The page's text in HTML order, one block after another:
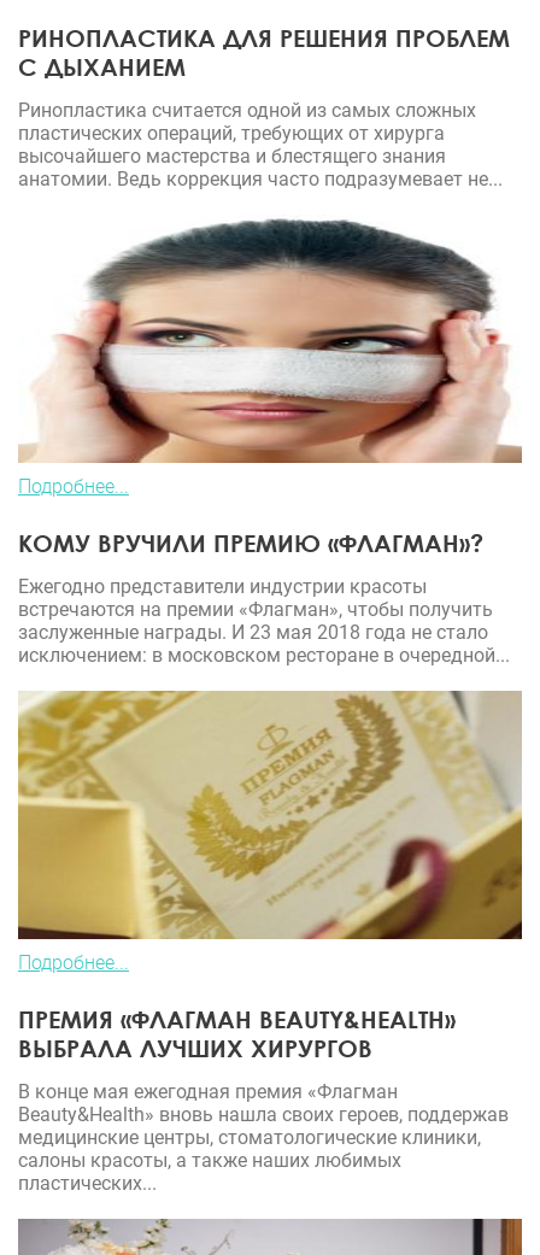
РИНОПЛАСТИКА ДЛЯ РЕШЕНИЯ ПРОБЛЕМ
С ДЫХАНИЕМ
Ринопластика считается одной из самых сложных
пластических операций, требующих от хирурга
высочайшего мастерства и блестящего знания
анатомии. Ведь коррекция часто подразумевает не...
Подробнее...
КОМУ ВРУЧИЛИ ПРЕМИЮ «ФЛАГМАН»?
Ежегодно представители индустрии красоты
встречаются на премии «Флагман», чтобы получить
заслуженные награды. И 23 мая 2018 года не стало
исключением: в московском ресторане в очередной...
Подробнее...
ПРЕМИЯ «ФЛАГМАН BEAUTY&HEALTH»
ВЫБРАЛА ЛУЧШИХ ХИРУРГОВ
В конце мая ежегодная премия «Флагман
Beauty&Health» вновь нашла своих героев, поддержав
медицинские центры, стоматологические клиники,
салоны красоты, а также наших любимых
пластических...